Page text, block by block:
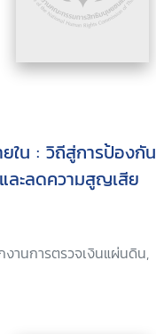
ใน : วิถีสู่การป้องกัน
ละลดความสูญเสีย
านการตรวจเงินแผ่นดิน,